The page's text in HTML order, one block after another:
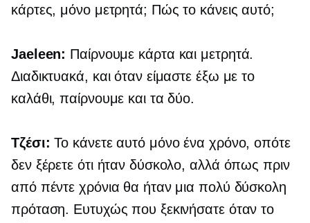
κάρτες, μόνο μετρητά; Πώς το κάνεις αυτό;
Jaeleen: Παίρνουμε κάρτα και μετρητά.
Διαδικτυακά, και όταν είμαστε έξω με το
καλάθι, παίρνουμε και τα δύο.
Τζέσι: Το κάνετε αυτό μόνο ένα χρόνο, οπότε
δεν ξέρετε ότι ήταν δύσκολο, αλλά όπως πριν
από πέντε χρόνια θα ήταν μια πολύ δύσκολη
πρόταση. Ευτυχώς που ξεκινήσατε όταν το